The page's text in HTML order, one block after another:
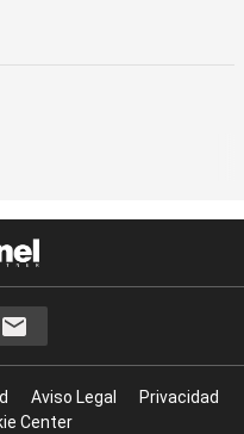
Aviso Legal
Privacidad
Center